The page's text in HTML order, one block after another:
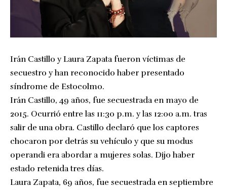
Irán Castillo y Laura Zapata fueron víctimas de
secuestro y han reconocido haber presentado
síndrome de Estocolmo.
Irán Castillo, 49 años, fue secuestrada en mayo de
2015. Ocurrió entre las 11:30 p.m. y las 12:00 a.m. tras
salir de una obra. Castillo declaró que los captores
chocaron por detrás su vehículo y que su modus
operandi era abordar a mujeres solas. Dijo haber
estado retenida tres días.
Laura Zapata, 69 años, fue secuestrada en septiembre